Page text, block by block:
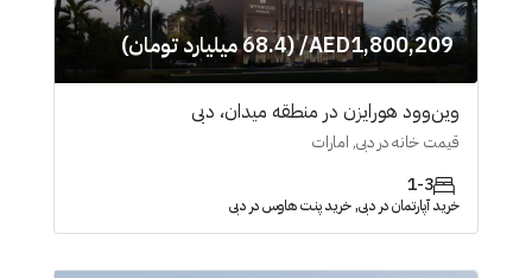
AED1,800,209/ (68.4 میلیارد تومان)
وین‌وود هورایزن در منطقه میدان، دبی
قیمت خانه در دبی, امارات
1-3
خرید آپارتمان در دبی, خرید پنت هاوس در دبی